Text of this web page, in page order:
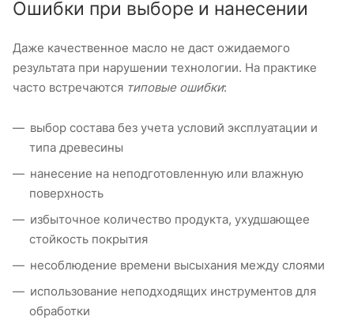
Ошибки при выборе и нанесении
Даже качественное масло не даст ожидаемого
результата при нарушении технологии. На практике
часто встречаются типовые ошибки:
выбор состава без учета условий эксплуатации и
типа древесины
нанесение на неподготовленную или влажную
поверхность
избыточное количество продукта, ухудшающее
стойкость покрытия
несоблюдение времени высыхания между слоями
использование неподходящих инструментов для
обработки